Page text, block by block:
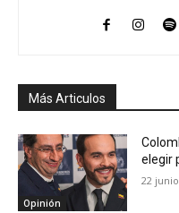
Más Articulos
Opinión
elegir
22